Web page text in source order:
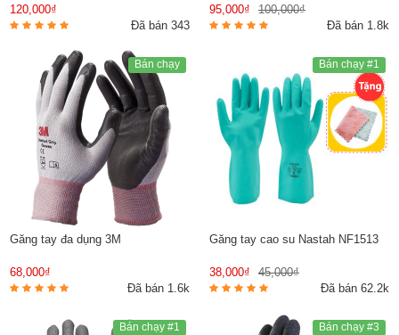
120,000₫
Đã bán 343
95,000₫
100,000₫
Đã bán 1.8k
Bán chạy
Găng tay đa dụng 3M
68,000₫
Đã bán 1.6k
Bán chạy #1
Găng tay cao su Nastah NF1513
38,000₫
45,000₫
Đã bán 62.2k
Bán chạy #1 Bán chạy #3